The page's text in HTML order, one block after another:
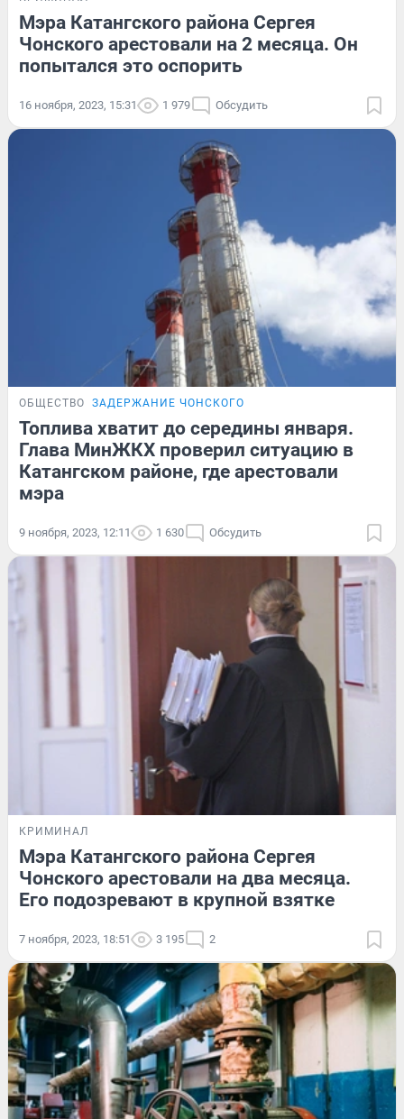
Мэра Катангского района Сергея
Чонского арестовали на 2 месяца. Он
попытался это оспорить
16 ноября, 2023, 15:31 1 979 Обсудить
ОБЩЕСТВО ЗАДЕРЖАНИЕ ЧОНСКОГО
Топлива хватит до середины января.
Глава МинЖКХ проверил ситуацию в
Катангском районе, где арестовали
мэра
9 ноября, 2023, 12:11 1 630 Обсудить
КРИМИНАЛ
Мэра Катангского района Сергея
Чонского арестовали на два месяца.
Его подозревают в крупной взятке
7 ноября, 2023, 18:51 3 195 2